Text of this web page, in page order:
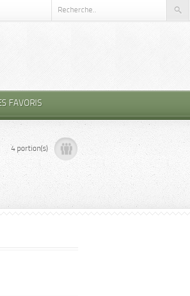
FAVORIS
4 portion(s)